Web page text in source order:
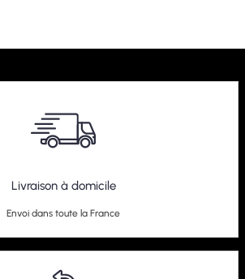
Livraison à domicile
Envoi dans toute la France